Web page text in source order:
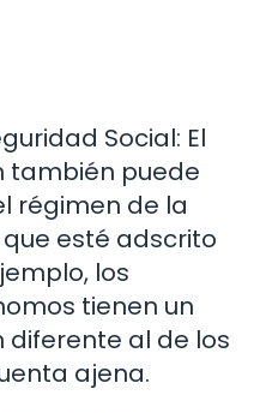
Social: El
también puede
régimen de la
esté adscrito
los
tienen un
diferente al de los
ajena.